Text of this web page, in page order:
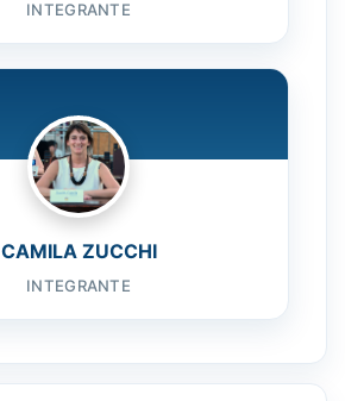
INTEGRANTE
CAMILA ZUCCHI
INTEGRANTE